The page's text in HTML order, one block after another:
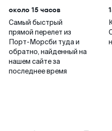
около 15 часов
Самый быстрый
прямой перелет из
Порт-Морсби туда и
обратно, найденный на
нашем сайте за
последнее время